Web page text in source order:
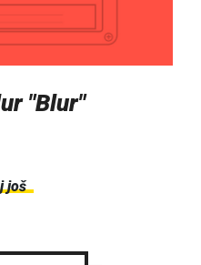
"Blur"
još